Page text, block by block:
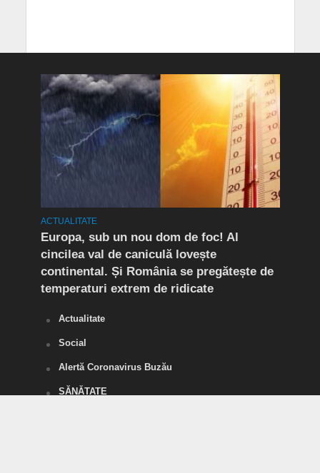
ACTUALITATE
Europa, sub un nou dom de foc! Al
cincilea val de caniculă lovește
continental. Și România se pregătește de
temperaturi extrem de ridicate
Actualitate
Social
Alertă Coronavirus Buzău
SĂNĂTATE